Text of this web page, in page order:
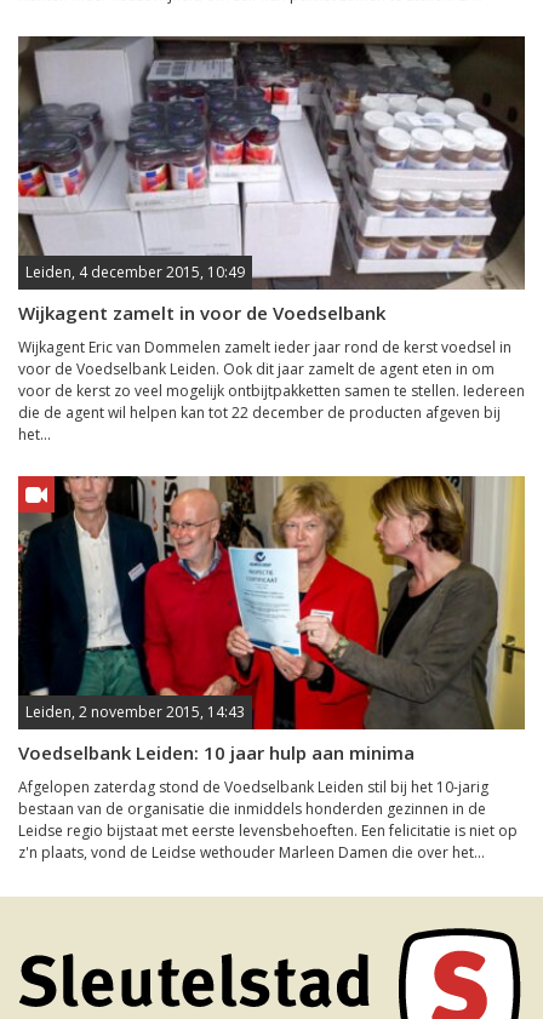
Leiden, 4 december 2015, 10:49
Wijkagent zamelt in voor de Voedselbank
Wijkagent Eric van Dommelen zamelt ieder jaar rond de kerst voedsel in
voor de Voedselbank Leiden. Ook dit jaar zamelt de agent eten in om
voor de kerst zo veel mogelijk ontbijtpakketten samen te stellen. Iedereen
die de agent wil helpen kan tot 22 december de producten afgeven bij
het...
Leiden, 2 november 2015, 14:43
Voedselbank Leiden: 10 jaar hulp aan minima
Afgelopen zaterdag stond de Voedselbank Leiden stil bij het 10-jarig
bestaan van de organisatie die inmiddels honderden gezinnen in de
Leidse regio bijstaat met eerste levensbehoeften. Een felicitatie is niet op
z'n plaats, vond de Leidse wethouder Marleen Damen die over het...